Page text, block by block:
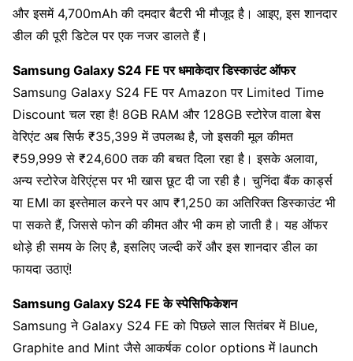
और इसमें 4,700mAh की दमदार बैटरी भी मौजूद है। आइए, इस शानदार
डील की पूरी डिटेल पर एक नजर डालते हैं।
Samsung Galaxy S24 FE पर धमाकेदार डिस्काउंट ऑफर
Samsung Galaxy S24 FE पर Amazon पर Limited Time
Discount चल रहा है! 8GB RAM और 128GB स्टोरेज वाला बेस
वेरिएंट अब सिर्फ ₹35,399 में उपलब्ध है, जो इसकी मूल कीमत
₹59,999 से ₹24,600 तक की बचत दिला रहा है। इसके अलावा,
अन्य स्टोरेज वेरिएंट्स पर भी खास छूट दी जा रही है। चुनिंदा बैंक कार्ड्स
या EMI का इस्तेमाल करने पर आप ₹1,250 का अतिरिक्त डिस्काउंट भी
पा सकते हैं, जिससे फोन की कीमत और भी कम हो जाती है। यह ऑफर
थोड़े ही समय के लिए है, इसलिए जल्दी करें और इस शानदार डील का
फायदा उठाएं!
Samsung Galaxy S24 FE के स्पेसिफिकेशन
Samsung ने Galaxy S24 FE को पिछले साल सितंबर में Blue,
Graphite and Mint जैसे आकर्षक color options में launch